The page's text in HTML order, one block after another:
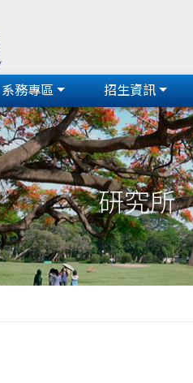
系務專區 招生資訊
研究所